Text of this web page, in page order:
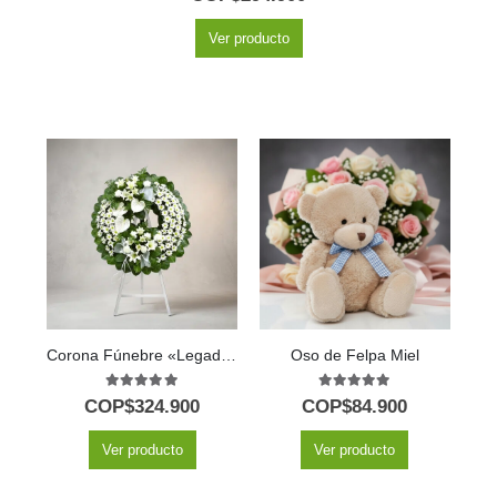
Ver producto
5.00out of 5
COP$324.900
Ver producto
Oso de Felpa Miel
5.00out of 5
COP$84.900
Ver producto